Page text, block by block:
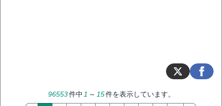
96553件中 1 ～ 15件を表示しています。